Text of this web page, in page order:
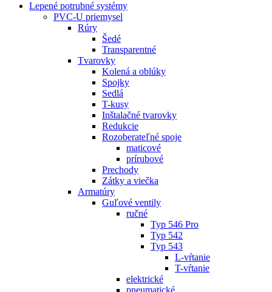
Lepené potrubné systémy
PVC-U priemysel
Rúry
Šedé
Transparentné
Tvarovky
Kolená a oblúky
Spojky
Sedlá
T-kusy
Inštalačné tvarovky
Redukcie
Rozoberateľné spoje
maticové
prírubové
Prechody
Zátky a viečka
Armatúry
Guľové ventily
ručné
Typ 546 Pro
Typ 542
Typ 543
L-vŕtanie
T-vŕtanie
elektrické
pneumatické